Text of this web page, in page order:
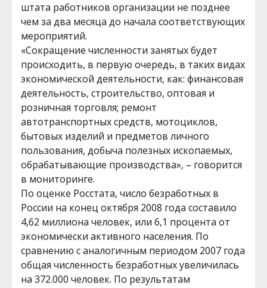
штата работников организации не позднее
чем за два месяца до начала соответствующих
мероприятий.
«Сокращение численности занятых будет
происходить, в первую очередь, в таких видах
экономической деятельности, как: финансовая
деятельность, строительство, оптовая и
розничная торговля; ремонт
автотранспортных средств, мотоциклов,
бытовых изделий и предметов личного
пользования, добыча полезных ископаемых,
обрабатывающие производства», – говорится
в мониторинге.
По оценке Росстата, число безработных в
России на конец октября 2008 года составило
4,62 миллиона человек, или 6,1 процента от
экономически активного населения. По
сравнению с аналогичным периодом 2007 года
общая численность безработных увеличилась
на 372.000 человек. По результатам